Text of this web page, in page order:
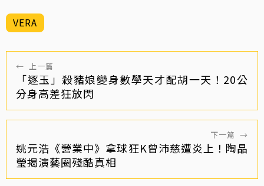
VERA
← 上一篇
「逐玉」殺豬娘變身數學天才配胡一天！20公
分身高差狂放閃
下一篇 →
姚元浩《營業中》拿球狂K曾沛慈遭炎上！陶晶
瑩揭演藝圈殘酷真相